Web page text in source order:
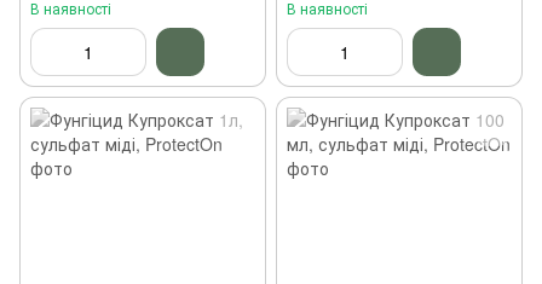
В наявності В наявності